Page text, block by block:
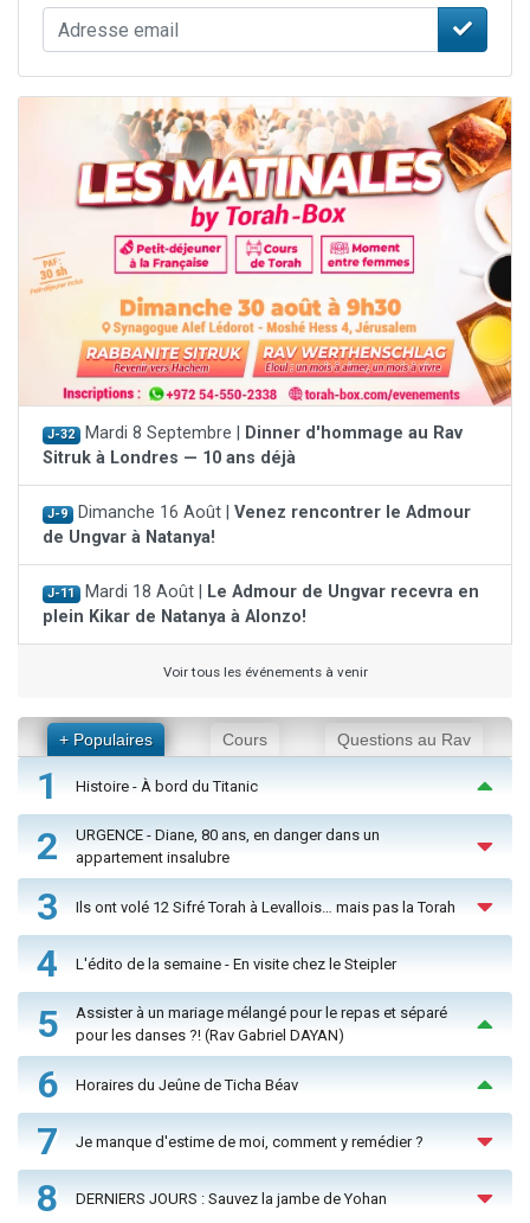
J-32 Mardi 8 Septembre | Dinner d'hommage au Rav
Sitruk à Londres — 10 ans déjà
J-9 Dimanche 16 Août | Venez rencontrer le Admour
de Ungvar à Natanya!
J-11 Mardi 18 Août | Le Admour de Ungvar recevra en
plein Kikar de Natanya à Alonzo!
Voir tous les événements à venir
+ Populaires Cours Questions au Rav
1 Histoire - À bord du Titanic
2
URGENCE - Diane, 80 ans, en danger dans un
appartement insalubre
3 Ils ont volé 12 Sifré Torah à Levallois… mais pas la Torah
4 L'édito de la semaine - En visite chez le Steipler
5
Assister à un mariage mélangé pour le repas et séparé
pour les danses ?! (Rav Gabriel DAYAN)
6 Horaires du Jeûne de Ticha Béav
7 Je manque d'estime de moi, comment y remédier ?
8 DERNIERS JOURS : Sauvez la jambe de Yohan